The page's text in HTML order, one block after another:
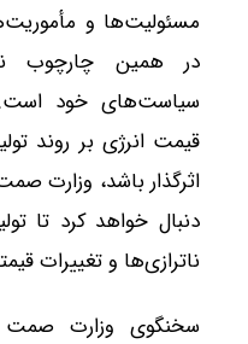
مسئولیت‌ها و
در همین چارچوب
سیاست‌های خود است.
قیمت انرژی بر روند
اثرگذار باشد، وزارت
دنبال خواهد کرد تا
ناترازی‌ها و تغییرات
سخنگوی وزارت صمت